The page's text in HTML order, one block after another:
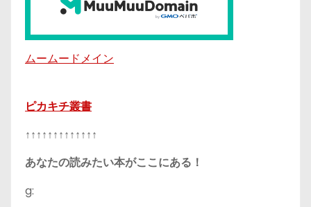
ムームードメイン
ピカキチ叢書
↑↑↑↑↑↑↑↑↑↑↑↑↑
あなたの読みたい本がここにある！
g: